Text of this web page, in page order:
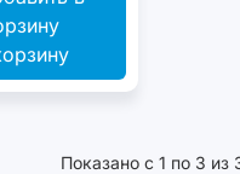
Показано с 1 по 3 из